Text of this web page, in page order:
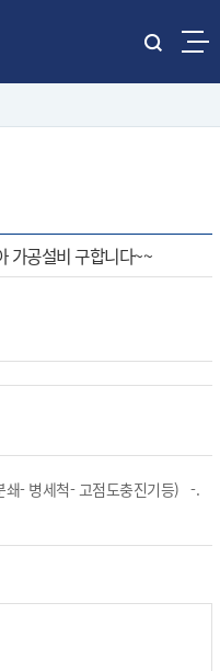
통
가공설비 구합니다~~
- 병세척- 고점도충진기등) -.
설비 매물
매물